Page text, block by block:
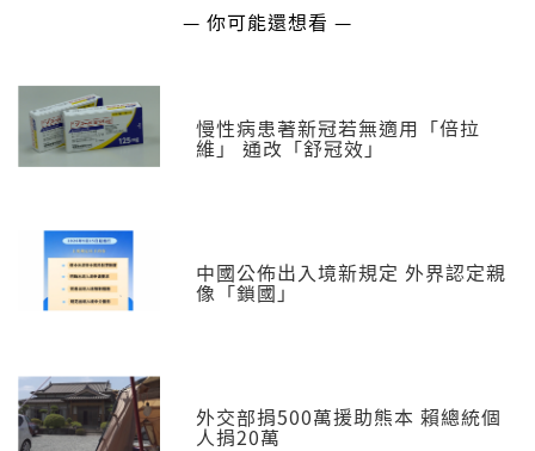
— 你可能還想看 —
慢性病患著新冠若無適用「倍拉
維」 通改「舒冠效」
中國公佈出入境新規定 外界認定親
像「鎖國」
外交部捐500萬援助熊本 賴總統個
人捐20萬